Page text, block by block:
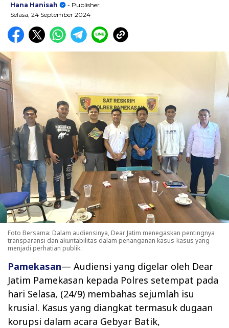
Hana Hanisah
- Publisher
Selasa, 24 September 2024
Foto Bersama: Dalam audiensinya, Dear Jatim menegaskan pentingnya
transparansi dan akuntabilitas dalam penanganan kasus-kasus yang
menjadi perhatian publik.
Pamekasan— Audiensi yang digelar oleh Dear
Jatim Pamekasan kepada Polres setempat pada
hari Selasa, (24/9) membahas sejumlah isu
krusial. Kasus yang diangkat termasuk dugaan
korupsi dalam acara Gebyar Batik,